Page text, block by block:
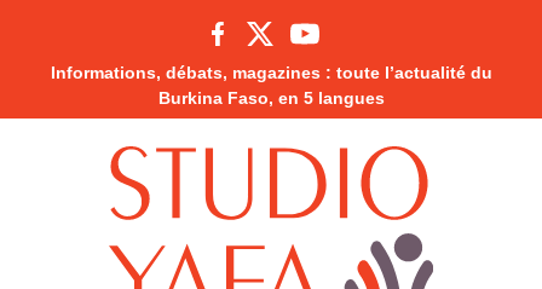
Informations, débats, magazines : toute l’actualité du
Burkina Faso, en 5 langues